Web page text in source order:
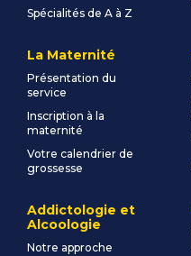
Spécialités de A à Z
La Maternité
Présentation du
service
Inscription à la
maternité
Votre calendrier de
grossesse
Addictologie et
Alcoologie
Notre approche